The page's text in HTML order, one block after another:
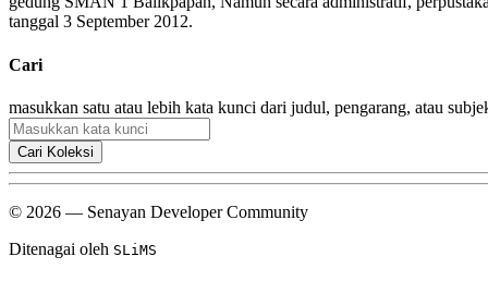
tanggal 3 September 2012.
Cari
masukkan satu atau lebih kata kunci dari judul, pengarang, atau
Cari Koleksi
© 2026 — Senayan Developer Community
Ditenagai oleh SLiMS